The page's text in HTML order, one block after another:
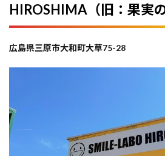
HIROSHIMA（旧：果実の
広島県三原市大和町大草75-28